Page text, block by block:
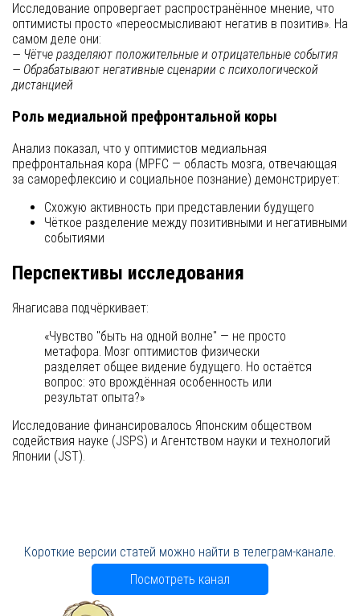
Исследование опровергает распространённое мнение, что
оптимисты просто «переосмысливают негатив в позитив». На
самом деле они:
— Чётче разделяют положительные и отрицательные события
— Обрабатывают негативные сценарии с психологической
дистанцией
Роль медиальной префронтальной коры
Анализ показал, что у оптимистов медиальная
префронтальная кора (MPFC — область мозга, отвечающая
за саморефлексию и социальное познание) демонстрирует:
Схожую активность при представлении будущего
Чёткое разделение между позитивными и негативными
событиями
Перспективы исследования
Янагисава подчёркивает:
«Чувство "быть на одной волне" — не просто
метафора. Мозг оптимистов физически
разделяет общее видение будущего. Но остаётся
вопрос: это врождённая особенность или
результат опыта?»
Исследование финансировалось Японским обществом
содействия науке (JSPS) и Агентством науки и технологий
Японии (JST).
Короткие версии статей можно найти в телеграм-канале.
Посмотреть канал